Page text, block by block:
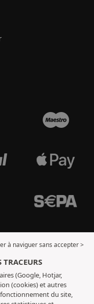
à naviguer sans accepter >
TRACEURS
(Google, Hotjar,
(cookies) et autres
du site,